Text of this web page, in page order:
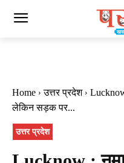
Home उत्तर प्रदेश
लेकिन सड़क पर...
उत्तर प्रदेश